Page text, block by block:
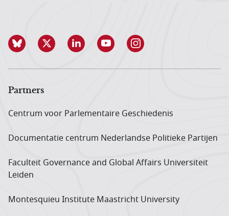
Partners
Centrum voor Parlementaire Geschiedenis
Documentatie centrum Neder­landse Politieke Partijen
Faculteit Governance and Global Affairs Universiteit
Leiden
Montesquieu Institute Maastricht University